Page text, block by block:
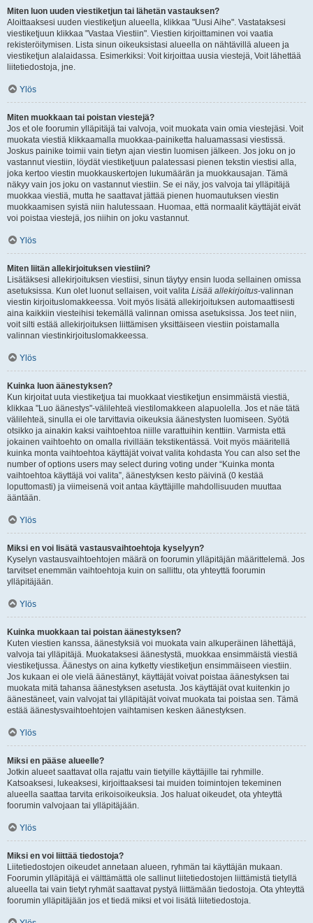
Miten luon uuden viestiketjun tai lähetän vastauksen?
Aloittaaksesi uuden viestiketjun alueella, klikkaa "Uusi Aihe". Vastataksesi
viestiketjuun klikkaa "Vastaa Viestiin". Viestien kirjoittaminen voi vaatia
rekisteröitymisen. Lista sinun oikeuksistasi alueella on nähtävillä alueen ja
viestiketjun alalaidassa. Esimerkiksi: Voit kirjoittaa uusia viestejä, Voit lähettää
liitetiedostoja, jne.
Ylös
Miten muokkaan tai poistan viestejä?
Jos et ole foorumin ylläpitäjä tai valvoja, voit muokata vain omia viestejäsi. Voit
muokata viestiä klikkaamalla muokkaa-painiketta haluamassasi viestissä.
Joskus painike toimii vain tietyn ajan viestin luomisen jälkeen. Jos joku on jo
vastannut viestiin, löydät viestiketjuun palatessasi pienen tekstin viestisi alla,
joka kertoo viestin muokkauskertojen lukumäärän ja muokkausajan. Tämä
näkyy vain jos joku on vastannut viestiin. Se ei näy, jos valvoja tai ylläpitäjä
muokkaa viestiä, mutta he saattavat jättää pienen huomautuksen viestin
muokkaamisen syistä niin halutessaan. Huomaa, että normaalit käyttäjät eivät
voi poistaa viestejä, jos niihin on joku vastannut.
Ylös
Miten liitän allekirjoituksen viestiini?
Lisätäksesi allekirjoituksen viestiisi, sinun täytyy ensin luoda sellainen omissa
asetuksissa. Kun olet luonut sellaisen, voit valita Lisää allekirjoitus-valinnan
viestin kirjoituslomakkeessa. Voit myös lisätä allekirjoituksen automaattisesti
aina kaikkiin viesteihisi tekemällä valinnan omissa asetuksissa. Jos teet niin,
voit silti estää allekirjoituksen liittämisen yksittäiseen viestiin poistamalla
valinnan viestinkirjoituslomakkeessa.
Ylös
Kuinka luon äänestyksen?
Kun kirjoitat uuta viestiketjua tai muokkaat viestiketjun ensimmäistä viestiä,
klikkaa "Luo äänestys"-välilehteä viestilomakkeen alapuolella. Jos et näe tätä
välilehteä, sinulla ei ole tarvittavia oikeuksia äänestysten luomiseen. Syötä
otsikko ja ainakin kaksi vaihtoehtoa niille varattuihin kenttiin. Varmista että
jokainen vaihtoehto on omalla rivillään tekstikentässä. Voit myös määritellä
kuinka monta vaihtoehtoa käyttäjät voivat valita kohdasta You can also set the
number of options users may select during voting under “Kuinka monta
vaihtoehtoa käyttäjä voi valita”, äänestyksen kesto päivinä (0 kestää
loputtomasti) ja viimeisenä voit antaa käyttäjille mahdollisuuden muuttaa
ääntään.
Ylös
Miksi en voi lisätä vastausvaihtoehtoja kyselyyn?
Kyselyn vastausvaihtoehtojen määrä on foorumin ylläpitäjän määrittelemä. Jos
tarvitset enemmän vaihtoehtoja kuin on sallittu, ota yhteyttä foorumin
ylläpitäjään.
Ylös
Kuinka muokkaan tai poistan äänestyksen?
Kuten viestien kanssa, äänestyksiä voi muokata vain alkuperäinen lähettäjä,
valvoja tai ylläpitäjä. Muokataksesi äänestystä, muokkaa ensimmäistä viestiä
viestiketjussa. Äänestys on aina kytketty viestiketjun ensimmäiseen viestiin.
Jos kukaan ei ole vielä äänestänyt, käyttäjät voivat poistaa äänestyksen tai
muokata mitä tahansa äänestyksen asetusta. Jos käyttäjät ovat kuitenkin jo
äänestäneet, vain valvojat tai ylläpitäjät voivat muokata tai poistaa sen. Tämä
estää äänestysvaihtoehtojen vaihtamisen kesken äänestyksen.
Ylös
Miksi en pääse alueelle?
Jotkin alueet saattavat olla rajattu vain tietyille käyttäjille tai ryhmille.
Katsoaksesi, lukeaksesi, kirjoittaaksesi tai muiden toimintojen tekeminen
alueella saattaa tarvita erikoisoikeuksia. Jos haluat oikeudet, ota yhteyttä
foorumin valvojaan tai ylläpitäjään.
Ylös
Miksi en voi liittää tiedostoja?
Liitetiedostojen oikeudet annetaan alueen, ryhmän tai käyttäjän mukaan.
Foorumin ylläpitäjä ei välttämättä ole sallinut liitetiedostojen liittämistä tietyllä
alueella tai vain tietyt ryhmät saattavat pystyä liittämään tiedostoja. Ota yhteyttä
foorumin ylläpitäjään jos et tiedä miksi et voi lisätä liitetiedostoja.